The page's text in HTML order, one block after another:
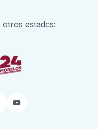
otros estados:
YouTube